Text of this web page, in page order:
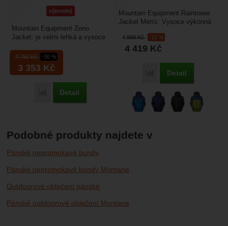
výprodej
4 790Kč -30 %
3 353 Kč
Porovnat
Detail
Mountain Equipment Zeno
Jacket: je velmi lehká a vysoce
bunda. Tato 2,5...
4 999Kč -12 %
4 419 Kč
Porovnat
Detail
Mountain Equipment Raintower
Jacket Men's: Vysoce výkonná
definuje standardy...
Podobné produkty najdete v
Pánské nepromokavé bundy
Pánské nepromokavé bundy Montane
Outdoorové oblečení pánské
Pánské outdoorové oblečení Montane